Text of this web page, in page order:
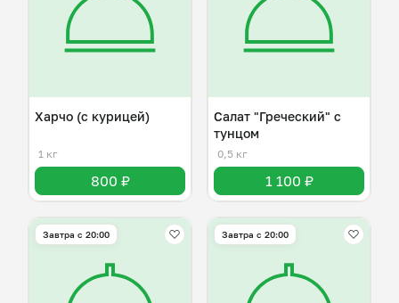
Харчо (с курицей)
1 кг
800 ₽
Салат "Греческий" с
тунцом
0,5 кг
1 100 ₽
Завтра c 20:00 Завтра c 20:00